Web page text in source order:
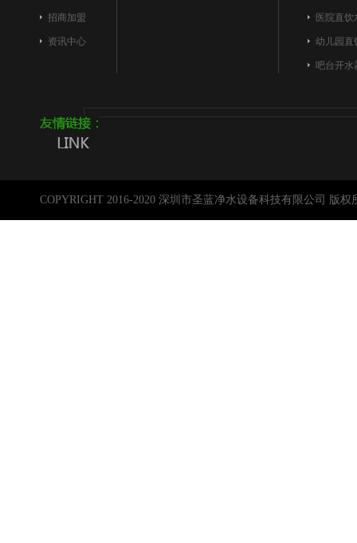
招商加盟
资讯中心
医院直饮
幼儿园直
吧台开水
COPYRIGHT 2016-2020 深圳市圣蓝净水设备科技有限公司 版